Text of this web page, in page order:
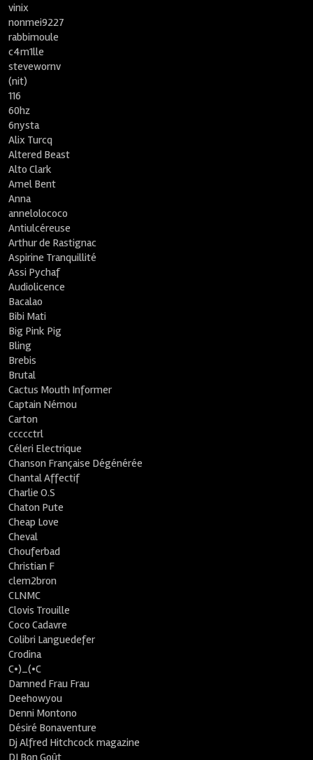
vinix
nonmei9227
rabbimoule
c4m1lle
stevewornv
(nit)
116
60hz
6nysta
Alix Turcq
Altered Beast
Alto Clark
Amel Bent
Anna
annelolococo
Antiulcéreuse
Arthur de Rastignac
Aspirine Tranquillité
Assi Pychaf
Audiolicence
Bacalao
Bibi Mati
Big Pink Pig
Bling
Brebis
Brutal
Cactus Mouth Informer
Captain Némou
Carton
ccccctrl
Céleri Electrique
Chanson Française Dégénérée
Chantal Affectif
Charlie O.S
Chaton Pute
Cheap Love
Cheval
Chouferbad
Christian F
clem2bron
CLNMC
Clovis Trouille
Coco Cadavre
Colibri Languedefer
Crodina
C•)_(•C
Damned Frau Frau
Deehowyou
Denni Montono
Désiré Bonaventure
Dj Alfred Hitchcock magazine
DJ Bon Goût